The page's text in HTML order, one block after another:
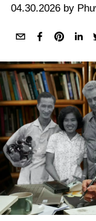
04.30.2026 by